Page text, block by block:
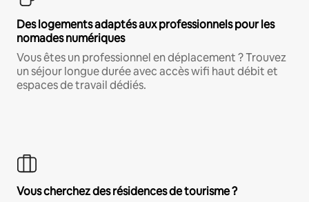
Des logements adaptés aux professionnels pour les
nomades numériques
Vous êtes un professionnel en déplacement ? Trouvez
un séjour longue durée avec accès wifi haut débit et
espaces de travail dédiés.
Vous cherchez des résidences de tourisme ?